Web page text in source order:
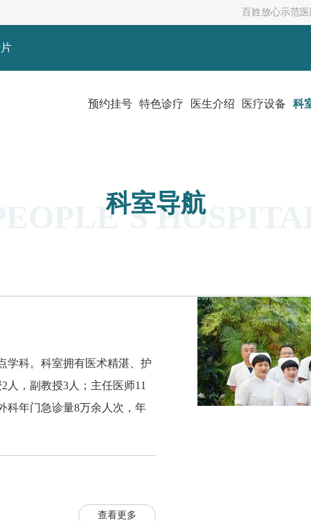
百姓放心示范
预约挂号 特色诊疗 医生介绍 医疗设备 科
科室导航
PEOPLE’S
学科。科室拥有医术精湛、护
人，副教授3人；主任医师11
科年门急诊量8万余人次，年
查看更多